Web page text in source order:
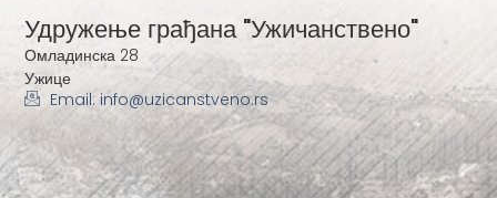
Удружење грађана "Ужичанствено"
Омладинска 28
Ужице
Email: info@uzicanstveno.rs